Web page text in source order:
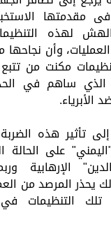
مقدمتها
الهش لهذه
وأن
مكنت من
الذي ساهم في
الأبرياء.
تأثير هذه
على الحالة
الإرهابية
يحذر المرصد من
التنظيمات في